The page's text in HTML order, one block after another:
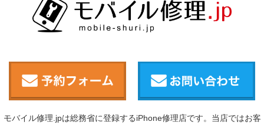
モバイル修理.jpは総務省に登録するiPhone修理店です。当店ではお客